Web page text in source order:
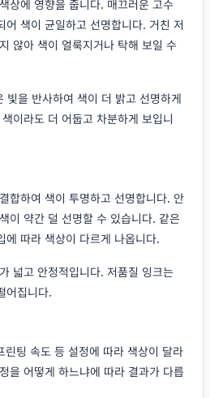
상에 영향을 줍니다. 매끄러운 고수
어 색이 균일하고 선명합니다. 거친 저
않아 색이 얼룩지거나 탁해 보일 수
빛을 반사하여 색이 더 밝고 선명하게
이라도 더 어둡고 차분하게 보입니
합하여 색이 투명하고 선명합니다. 안
이 약간 덜 선명할 수 있습니다. 같은
에 따라 색상이 다르게 나옵니다.
넓고 안정적입니다. 저품질 잉크는
어집니다.
팅 속도 등 설정에 따라 색상이 달라
을 어떻게 하느냐에 따라 결과가 다릅